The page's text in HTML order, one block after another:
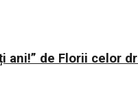
ani!” de Florii celor